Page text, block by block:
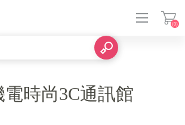
(0)
電時尚3C通訊館